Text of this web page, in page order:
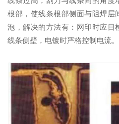
根部，使线条根部侧面与阻焊层
泡，解决的方法有：网印时应目
线条侧壁，电镀时严格控制电流。